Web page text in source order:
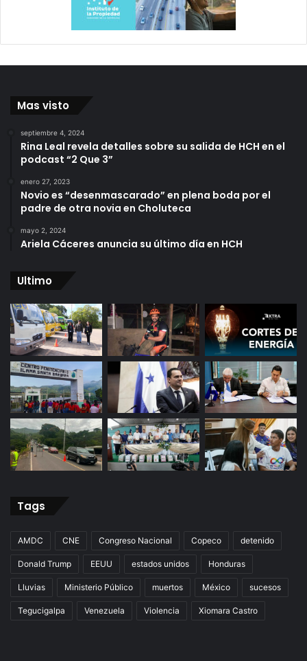
Mas visto
septiembre 4, 2024
Rina Leal revela detalles sobre su salida de HCH en el
podcast “2 Que 3”
enero 27, 2023
Novio es “desenmascarado” en plena boda por el
padre de otra novia en Choluteca
mayo 2, 2024
Ariela Cáceres anuncia su último día en HCH
Ultimo
Tags
AMDC CNE Congreso Nacional Copeco detenido
Donald Trump EEUU estados unidos Honduras
Lluvias Ministerio Público muertos México sucesos
Tegucigalpa Venezuela Violencia Xiomara Castro